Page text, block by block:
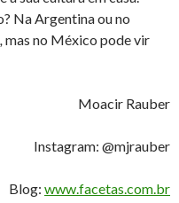
Na Argentina ou no
mas no México pode vir
Moacir Rauber
Instagram: @mjrauber
Blog: www.facetas.com.br